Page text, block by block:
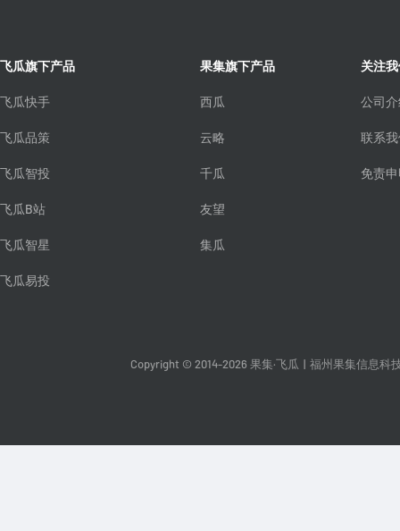
飞瓜旗下产品
飞瓜快手
飞瓜品策
飞瓜智投
飞瓜B站
飞瓜智星
飞瓜易投
果集旗下产品
西瓜
云略
千瓜
友望
集瓜
关注
公司
联系
免责
Copyright © 2014-2026 果集·飞瓜 福州果集信息科